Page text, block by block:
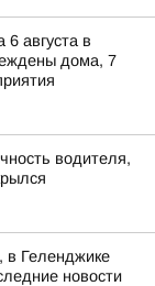
августа в
дома, 7
водителя,
в Геленджике
новости